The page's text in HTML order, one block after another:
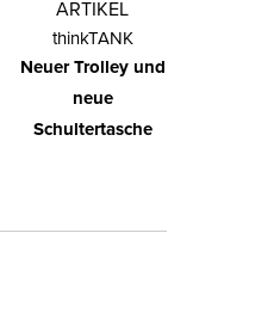
ARTIKEL
thinkTANK
Neuer Trolley und
neue
Schultertasche